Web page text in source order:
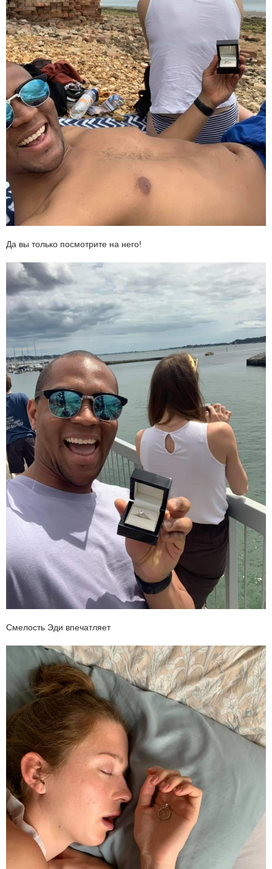
Да вы только посмотрите на него!
Смелость Эди впечатляет